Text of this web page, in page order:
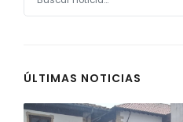
ÚLTIMAS NOTICIAS